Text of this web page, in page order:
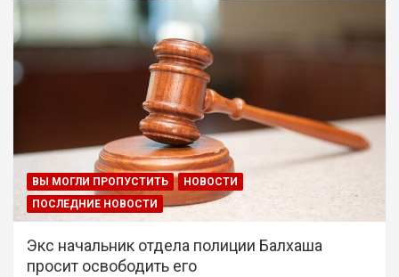
ВЫ МОГЛИ ПРОПУСТИТЬ
НОВОСТИ
ПОСЛЕДНИЕ НОВОСТИ
Экс начальник отдела полиции Балхаша
просит освободить его